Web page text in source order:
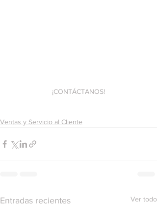
¡CONTÁCTANOS!
Ventas y Servicio al Cliente
Entradas recientes Ver todo